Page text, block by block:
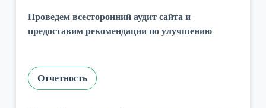
Проведем всесторонний аудит сайта и
предоставим рекомендации по улучшению
Отчетность